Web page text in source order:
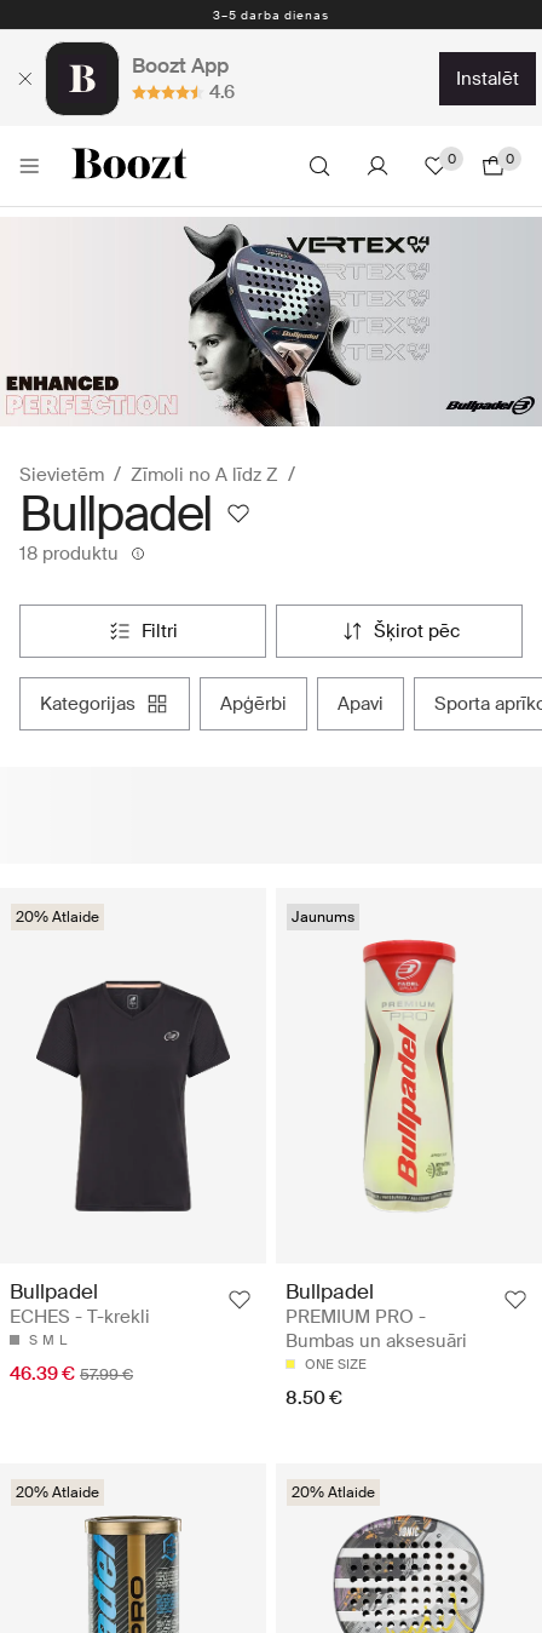
3–5 darba dienas
Boozt App
4.6
instalēt
0 0
Sievietēm Zīmoli no A līdz Z
Bullpadel
18 produktu
filtri šķirot pēc
kategorijas apģērbi apavi sporta
20% Atlaide
Bullpadel
ECHES - T-krekli
S M L
46.39 € 57.99 €
Jaunums
Bullpadel
PREMIUM PRO -
Bumbas un aksesuāri
ONE SIZE
8.50 €
20% Atlaide 20% Atlaide